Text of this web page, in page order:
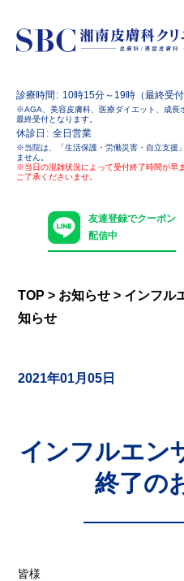
診療時間 10時15分～19時（最終受付
※AGA、美容皮膚科、医療ダイエット、成長
最終受付となります。
休診日 全日営業
※当院は、「生活保護・労働災害・自立支援
ません。
※当日の混雑状況によって受付終了時間が早
ご了承くださいませ。
友達登録でクーポン
配信中
TOP > お知らせ > インフル
知らせ
2021年01月05日
インフルエン
終了の
皆様